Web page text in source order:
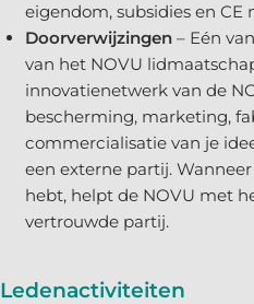
eigendom, subsidies en CE
Doorverwijzingen – Eén
van het NOVU
innovatienetwerk van de
bescherming, marketing,
commercialisatie van je
een externe partij.
hebt, helpt de NOVU met
vertrouwde partij.
Ledenactiviteiten